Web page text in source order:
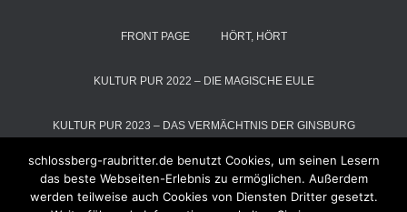
FRONT PAGE HÖRT, HÖRT
KULTUR PUR 2022 – DIE MAGISCHE EULE
KULTUR PUR 2023 – DAS VERMÄCHTNIS DER GINSBURG
KULTUR PUR 2024 – DIE SCHNEEKÖNIGIN
schlossberg-raubritter.de benutzt Cookies, um seinen Lesern
das beste Webseiten-Erlebnis zu ermöglichen. Außerdem
werden teilweise auch Cookies von Diensten Dritter gesetzt.